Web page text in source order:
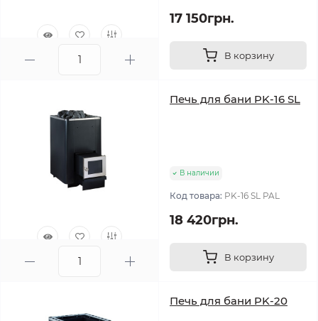
17 150грн.
В корзину
Печь для бани PK-16 SL
В наличии
Код товара: PK-16 SL PAL
18 420грн.
В корзину
Печь для бани PK-20